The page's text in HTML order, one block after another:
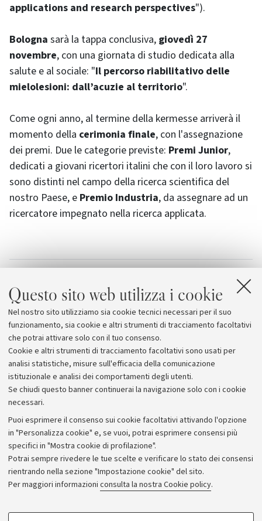
Questo sito web utilizza i cookie
Nel nostro sito utilizziamo sia cookie tecnici necessari per il suo
funzionamento, sia cookie e altri strumenti di tracciamento facoltativi
che potrai attivare solo con il tuo consenso.
Cookie e altri strumenti di tracciamento facoltativi sono usati per
analisi statistiche, misure sull'efficacia della comunicazione
istituzionale e analisi dei comportamenti degli utenti.
Se chiudi questo banner continuerai la navigazione solo con i cookie
necessari.
Puoi esprimere il consenso sui cookie facoltativi attivando l'opzione
in "Personalizza cookie" e, se vuoi, potrai esprimere consensi più
specifici in "Mostra cookie di profilazione".
Potrai sempre rivedere le tue scelte e verificare lo stato dei consensi
rientrando nella sezione "Impostazione cookie" del sito.
Per maggiori informazioni consulta la nostra Cookie policy.
COOKIE DI PROFILAZIONE - FACOLTATIVI
applications and research perspectives").
Bologna sarà la tappa conclusiva, giovedì 27
novembre, con una giornata di studio dedicata alla
salute e al sociale: "Il percorso riabilitativo delle
mielolesioni: dall’acuzie al territorio".
Come ogni anno, al termine della kermesse arriverà il
momento della cerimonia finale, con l'assegnazione
dei premi. Due le categorie previste: Premi Junior,
dedicati a giovani ricertori italini che con il loro lavoro si
sono distinti nel campo della ricerca scientifica del
nostro Paese, e Premio Industria, da assegnare ad un
ricercatore impegnato nella ricerca applicata.
Premio Sapio
Guarda le Giornate di studio in streaming
Archivio
Comunicati stampa
Redazione
Rassegna stampa